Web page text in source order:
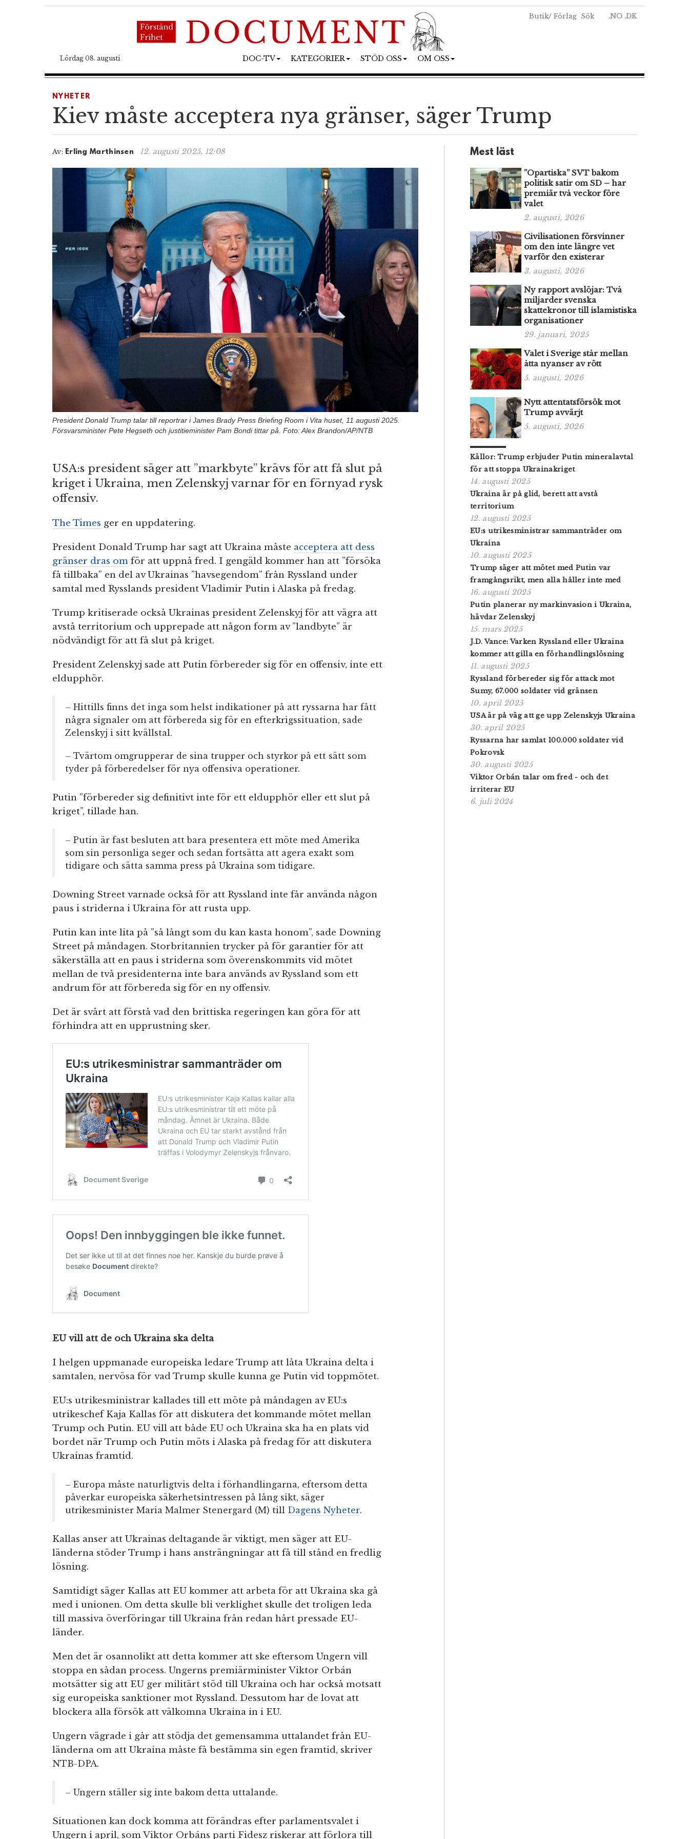
Butik/ Förlag Sök .NO .DK
Lördag 08. augusti DOC-TV KATEGORIER STÖD OSS OM OSS
NYHETER
Kiev måste acceptera nya gränser, säger Trump
Av: Erling Marthinsen 12. augusti 2025, 12:08
President Donald Trump talar till reportrar i James Brady Press Briefing Room i Vita huset, 11 augusti 2025.
Försvarsminister Pete Hegseth och justitieminister Pam Bondi tittar på. Foto: Alex Brandon/AP/NTB
USA:s president säger att ”markbyte” krävs för att få slut på
kriget i Ukraina, men Zelenskyj varnar för en förnyad rysk
offensiv.
The Times ger en uppdatering.
President Donald Trump har sagt att Ukraina måste acceptera att dess
gränser dras om för att uppnå fred. I gengäld kommer han att ”försöka
få tillbaka” en del av Ukrainas ”havsegendom” från Ryssland under
samtal med Rysslands president Vladimir Putin i Alaska på fredag.
Trump kritiserade också Ukrainas president Zelenskyj för att vägra att
avstå territorium och upprepade att någon form av ”landbyte” är
nödvändigt för att få slut på kriget.
President Zelenskyj sade att Putin förbereder sig för en offensiv, inte ett
eldupphör.
– Hittills finns det inga som helst indikationer på att ryssarna har fått
några signaler om att förbereda sig för en efterkrigssituation, sade
Zelenskyj i sitt kvällstal.
– Tvärtom omgrupperar de sina trupper och styrkor på ett sätt som
tyder på förberedelser för nya offensiva operationer.
Putin ”förbereder sig definitivt inte för ett eldupphör eller ett slut på
kriget”, tillade han.
– Putin är fast besluten att bara presentera ett möte med Amerika
som sin personliga seger och sedan fortsätta att agera exakt som
tidigare och sätta samma press på Ukraina som tidigare.
Downing Street varnade också för att Ryssland inte får använda någon
paus i striderna i Ukraina för att rusta upp.
Putin kan inte lita på ”så långt som du kan kasta honom”, sade Downing
Street på måndagen. Storbritannien trycker på för garantier för att
säkerställa att en paus i striderna som överenskommits vid mötet
mellan de två presidenterna inte bara används av Ryssland som ett
andrum för att förbereda sig för en ny offensiv.
Det är svårt att förstå vad den brittiska regeringen kan göra för att
förhindra att en upprustning sker.
EU vill att de och Ukraina ska delta
I helgen uppmanade europeiska ledare Trump att låta Ukraina delta i
samtalen, nervösa för vad Trump skulle kunna ge Putin vid toppmötet.
EU:s utrikesministrar kallades till ett möte på måndagen av EU:s
utrikeschef Kaja Kallas för att diskutera det kommande mötet mellan
Trump och Putin. EU vill att både EU och Ukraina ska ha en plats vid
bordet när Trump och Putin möts i Alaska på fredag för att diskutera
Ukrainas framtid.
– Europa måste naturligtvis delta i förhandlingarna, eftersom detta
påverkar europeiska säkerhetsintressen på lång sikt, säger
utrikesminister Maria Malmer Stenergard (M) till Dagens Nyheter.
Kallas anser att Ukrainas deltagande är viktigt, men säger att EU-
länderna stöder Trump i hans ansträngningar att få till stånd en fredlig
lösning.
Samtidigt säger Kallas att EU kommer att arbeta för att Ukraina ska gå
med i unionen. Om detta skulle bli verklighet skulle det troligen leda
till massiva överföringar till Ukraina från redan hårt pressade EU-
länder.
Men det är osannolikt att detta kommer att ske eftersom Ungern vill
stoppa en sådan process. Ungerns premiärminister Viktor Orbán
motsätter sig att EU ger militärt stöd till Ukraina och har också motsatt
sig europeiska sanktioner mot Ryssland. Dessutom har de lovat att
blockera alla försök att välkomna Ukraina in i EU.
Ungern vägrade i går att stödja det gemensamma uttalandet från EU-
länderna om att Ukraina måste få bestämma sin egen framtid, skriver
NTB-DPA.
– Ungern ställer sig inte bakom detta uttalande.
Situationen kan dock komma att förändras efter parlamentsvalet i
Ungern i april, som Viktor Orbáns parti Fidesz riskerar att förlora till
Mest läst
”Opartiska” SVT bakom
politisk satir om SD – har
premiär två veckor före
valet
2. augusti, 2026
Civilisationen försvinner
om den inte längre vet
varför den existerar
3. augusti, 2026
Ny rapport avslöjar: Två
miljarder svenska
skattekronor till islamistiska
organisationer
29. januari, 2025
Valet i Sverige står mellan
åtta nyanser av rött
5. augusti, 2026
Nytt attentatsförsök mot
Trump avvärjt
5. augusti, 2026
Källor: Trump erbjuder Putin mineralavtal
för att stoppa Ukrainakriget
14. augusti 2025
Ukraina är på glid, berett att avstå
territorium
12. augusti 2025
EU:s utrikesministrar sammanträder om
Ukraina
10. augusti 2025
Trump säger att mötet med Putin var
framgångsrikt, men alla håller inte med
16. augusti 2025
Putin planerar ny markinvasion i Ukraina,
hävdar Zelenskyj
15. mars 2025
J.D. Vance: Varken Ryssland eller Ukraina
kommer att gilla en förhandlingslösning
11. augusti 2025
Ryssland förbereder sig för attack mot
Sumy, 67.000 soldater vid gränsen
10. april 2025
USA är på väg att ge upp Zelenskyjs Ukraina
30. april 2025
Ryssarna har samlat 100.000 soldater vid
Pokrovsk
30. augusti 2025
Viktor Orbán talar om fred - och det
irriterar EU
6. juli 2024